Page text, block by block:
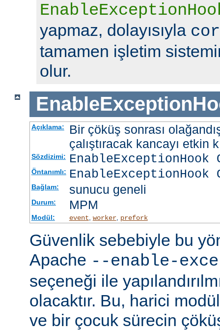
yapmaz, dolayısıyla
tamamen işletim
olur.
Açıklama:
Bir çöküş sonrası
çalıştıracak kancayı etkin
Sözdizimi: EnableExceptionHook
Öntanımlı: EnableExceptionHook
Bağlam: sunucu geneli
Durum: MPM
Modül: event worker, prefork
Güvenlik sebebiyle bu
Apache --enable-
seçeneği ile
olacaktır. Bu, harici
ve bir çocuk sürecin